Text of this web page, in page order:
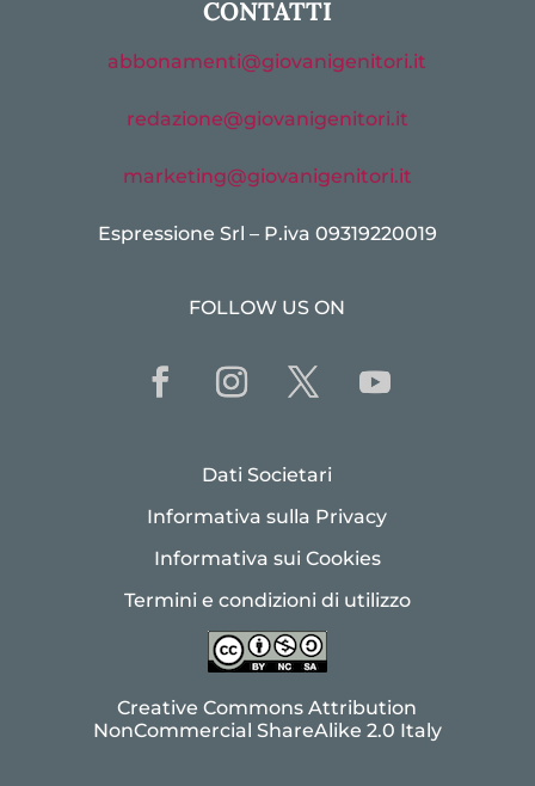
CONTATTI
abbonamenti@giovanigenitori.it
redazione@giovanigenitori.it
marketing@giovanigenitori.it
Espressione Srl – P.iva 09319220019
FOLLOW US ON
Dati Societari
Informativa sulla Privacy
Informativa sui Cookies
Termini e condizioni di utilizzo
Creative Commons Attribution
NonCommercial ShareAlike 2.0 Italy